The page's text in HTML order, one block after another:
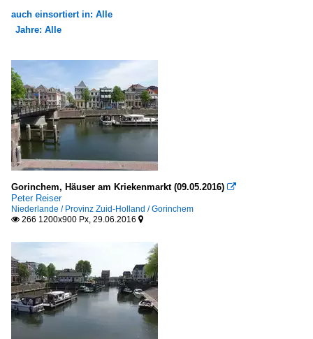
auch einsortiert in: Alle
Jahre: Alle
Alle Jahre
2010
2016
Gorinchem, Häuser am Kriekenmarkt (09.05.2016) 
Peter Reiser
Niederlande / Provinz Zuid-Holland / Gorinchem
 266 1200x900 Px, 29.06.2016 